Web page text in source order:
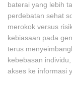
baterai yang lebih
perdebatan sehat
merokok versus
kebiasaan pada
terus
kebebasan
akses ke informasi